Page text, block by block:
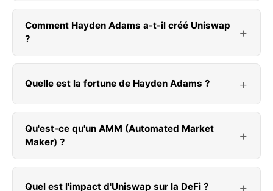
Comment Hayden Adams a-t-il créé Uniswap
?
Quelle est la fortune de Hayden Adams ?
Qu'est-ce qu'un AMM (Automated Market
Maker) ?
Quel est l'impact d'Uniswap sur la DeFi ?